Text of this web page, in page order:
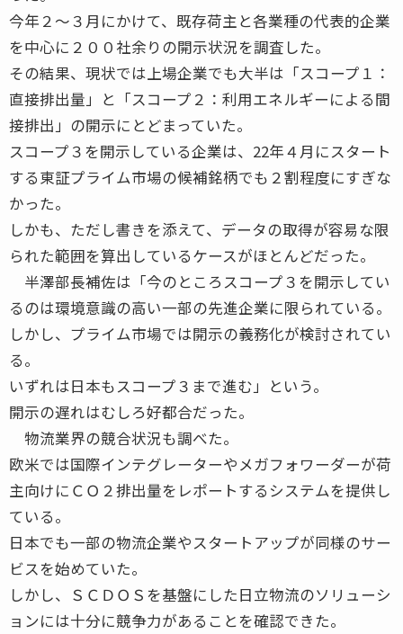
今年２〜３月にかけて、既存荷主と各業種の代表的企業
を中心に２００社余りの開示状況を調査した。
その結果、現状では上場企業でも大半は「スコープ１：
直接排出量」と「スコープ２：利用エネルギーによる間
接排出」の開示にとどまっていた。
スコープ３を開示している企業は、22年４月にスタート
する東証プライム市場の候補銘柄でも２割程度にすぎな
かった。
しかも、ただし書きを添えて、データの取得が容易な限
られた範囲を算出しているケースがほとんどだった。
半澤部長補佐は「今のところスコープ３を開示してい
るのは環境意識の高い一部の先進企業に限られている。
しかし、プライム市場では開示の義務化が検討されてい
る。
いずれは日本もスコープ３まで進む」という。
開示の遅れはむしろ好都合だった。
物流業界の競合状況も調べた。
欧米では国際インテグレーターやメガフォワーダーが荷
主向けにＣＯ２排出量をレポートするシステムを提供し
ている。
日本でも一部の物流企業やスタートアップが同様のサー
ビスを始めていた。
しかし、ＳＣＤＯＳを基盤にした日立物流のソリューシ
ョンには十分に競争力があることを確認できた。